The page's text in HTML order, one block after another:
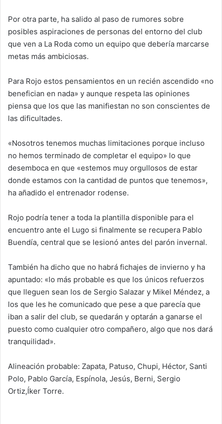
Por otra parte, ha salido al paso de rumores sobre
posibles aspiraciones de personas del entorno del club
que ven a La Roda como un equipo que debería marcarse
metas más ambiciosas.
Para Rojo estos pensamientos en un recién ascendido «no
benefician en nada» y aunque respeta las opiniones
piensa que los que las manifiestan no son conscientes de
las dificultades.
«Nosotros tenemos muchas limitaciones porque incluso
no hemos terminado de completar el equipo» lo que
desemboca en que «estemos muy orgullosos de estar
donde estamos con la cantidad de puntos que tenemos»,
ha añadido el entrenador rodense.
Rojo podría tener a toda la plantilla disponible para el
encuentro ante el Lugo si finalmente se recupera Pablo
Buendía, central que se lesionó antes del parón invernal.
También ha dicho que no habrá fichajes de invierno y ha
apuntado: «lo más probable es que los únicos refuerzos
que lleguen sean los de Sergio Salazar y Mikel Méndez, a
los que les he comunicado que pese a que parecía que
iban a salir del club, se quedarán y optarán a ganarse el
puesto como cualquier otro compañero, algo que nos dará
tranquilidad».
Alineación probable: Zapata, Patuso, Chupi, Héctor, Santi
Polo, Pablo García, Espínola, Jesús, Berni, Sergio
Ortiz,Íker Torre.